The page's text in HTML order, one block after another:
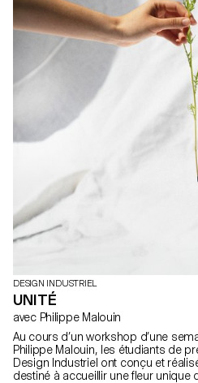
DESIGN INDUSTRIEL
UNITÉ
avec Philippe Malouin
Au cours d’un workshop d’une
Philippe Malouin, les étudiants de
Design Industriel ont conçu et
destiné à accueillir une fleur unique